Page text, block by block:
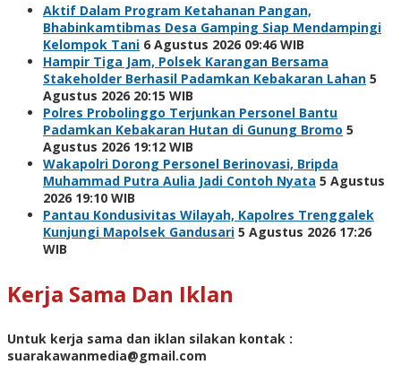
Aktif Dalam Program Ketahanan Pangan,
Bhabinkamtibmas Desa Gamping Siap Mendampingi
Kelompok Tani 6 Agustus 2026 09:46 WIB
Hampir Tiga Jam, Polsek Karangan Bersama
Stakeholder Berhasil Padamkan Kebakaran Lahan 5
Agustus 2026 20:15 WIB
Polres Probolinggo Terjunkan Personel Bantu
Padamkan Kebakaran Hutan di Gunung Bromo 5
Agustus 2026 19:12 WIB
Wakapolri Dorong Personel Berinovasi, Bripda
Muhammad Putra Aulia Jadi Contoh Nyata 5 Agustus
2026 19:10 WIB
Pantau Kondusivitas Wilayah, Kapolres Trenggalek
Kunjungi Mapolsek Gandusari 5 Agustus 2026 17:26
WIB
Kerja Sama Dan Iklan
Untuk kerja sama dan iklan silakan kontak :
suarakawanmedia@gmail.com